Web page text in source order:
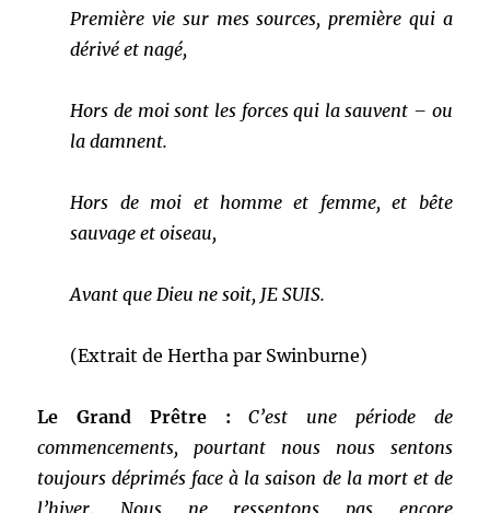
Première vie sur mes sources, première qui a
dérivé et nagé,
Hors de moi sont les forces qui la sauvent – ou
la damnent.
Hors de moi et homme et femme, et bête
sauvage et oiseau,
Avant que Dieu ne soit, JE SUIS.
(Extrait de Hertha par Swinburne)
Le Grand Prêtre :
C’est une période de
commencements, pourtant nous nous sentons
toujours déprimés face à la saison de la mort et de
l’hiver. Nous ne ressentons pas encore